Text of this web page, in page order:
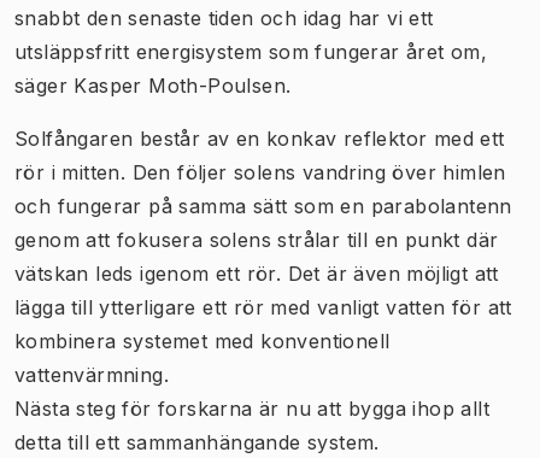
snabbt den senaste tiden och idag har vi ett
utsläppsfritt energisystem som fungerar året om,
säger Kasper Moth-Poulsen.
Solfångaren består av en konkav reflektor med ett
rör i mitten. Den följer solens vandring över himlen
och fungerar på samma sätt som en parabolantenn
genom att fokusera solens strålar till en punkt där
vätskan leds igenom ett rör. Det är även möjligt att
lägga till ytterligare ett rör med vanligt vatten för att
kombinera systemet med konventionell
vattenvärmning.
Nästa steg för forskarna är nu att bygga ihop allt
detta till ett sammanhängande system.